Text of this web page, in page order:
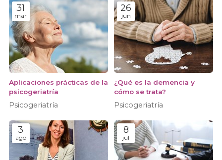
31
mar
Aplicaciones prácticas de la
psicogeriatría
Psicogeriatría
26
jun
¿Qué es la demencia y
cómo se trata?
Psicogeriatría
3
ago
8
jul